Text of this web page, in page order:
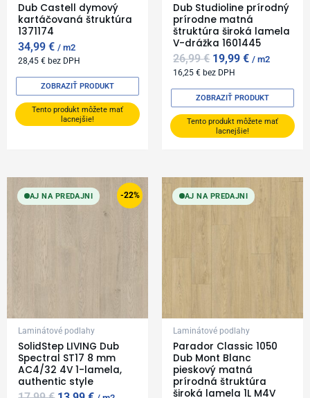
Dub Castell dymový
kartáčovaná štruktúra
1371174
34,99€ m2
28,45€ bez DPH
Tento produkt môžete mať
lacnejšie!
ZOBRAZIŤ PRODUKT
Dub Studioline prírodný
prírodne matná
štruktúra široká lamela
V-drážka 1601445
26,99€ 19,99€ m2
16,25€ bez DPH
Tento produkt môžete mať
lacnejšie!
ZOBRAZIŤ PRODUKT
-22%
AJ NA PREDAJNI
Laminátové podlahy
SolidStep LIVING Dub
Spectral ST17 8 mm
AC4/32 4V 1-lamela,
authentic style
Original
price
was:
Current
price
is:
13,99 €.
AJ NA PREDAJNI
Laminátové podlahy
Parador Classic 1050
Dub Mont Blanc
pieskový matná
prírodná štruktúra
široká lamela 1L M4V